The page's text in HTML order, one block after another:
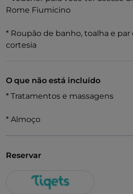
Rome Fiumicino
* Roupão de banho, toalha e
cortesia
O que não está incluído
* Tratamentos e massagens
* Almoço
Reservar